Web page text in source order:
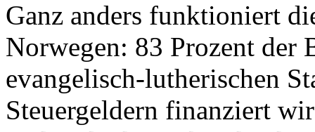
Ganz anders funktioniert
Norwegen: 83 Prozent der
evangelisch-lutherischen
Steuergeldern finanziert